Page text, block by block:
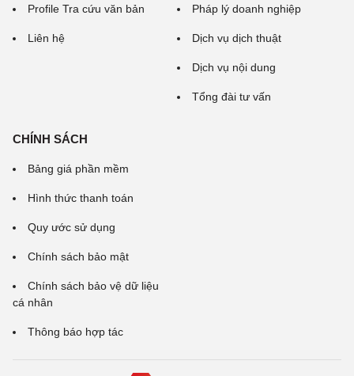
Profile Tra cứu văn bản
Liên hệ
Pháp lý doanh nghiệp
Dịch vụ dịch thuật
Dịch vụ nội dung
Tổng đài tư vấn
CHÍNH SÁCH
Bảng giá phần mềm
Hình thức thanh toán
Quy ước sử dụng
Chính sách bảo mật
Chính sách bảo vệ dữ liệu
cá nhân
Thông báo hợp tác